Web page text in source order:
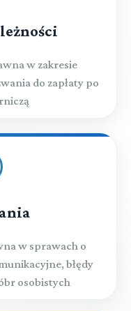
w zakresie
do zapłaty po
w sprawach o
błędy
osobistych